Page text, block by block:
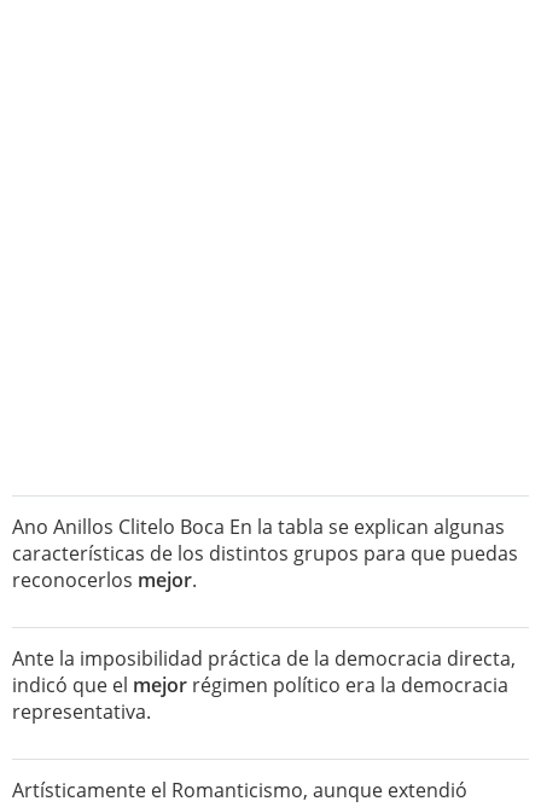
Ano Anillos Clitelo Boca En la tabla se explican algunas
características de los distintos grupos para que puedas
reconocerlos mejor.
Ante la imposibilidad práctica de la democracia directa,
indicó que el mejor régimen político era la democracia
representativa.
Artísticamente el Romanticismo, aunque extendió